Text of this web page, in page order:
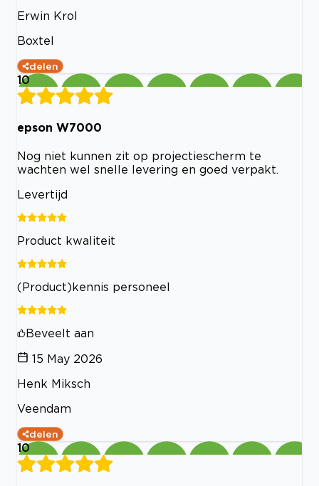
Erwin Krol
Boxtel
delen
10
epson W7000
Nog niet kunnen zit op projectiescherm te
wachten wel snelle levering en goed verpakt.
Levertijd
Product kwaliteit
(Product)kennis personeel
Beveelt aan
15 May 2026
Henk Miksch
Veendam
delen
10